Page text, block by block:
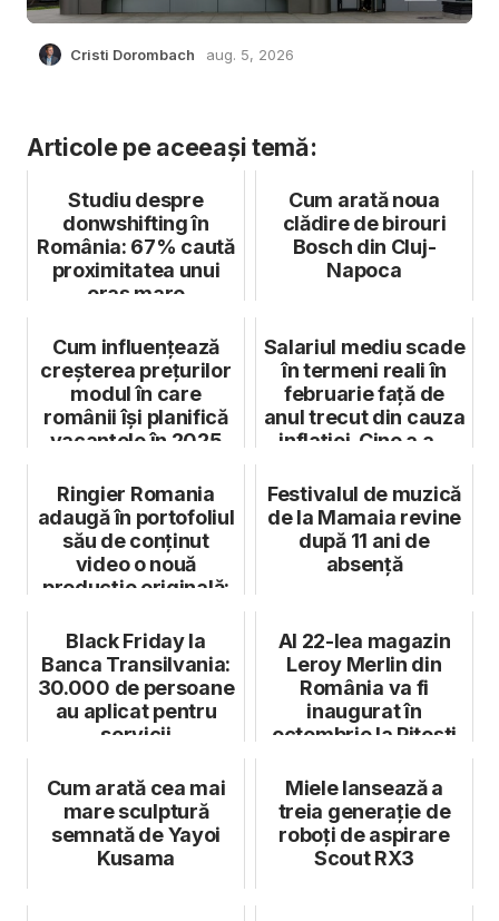
Cristi Dorombach aug. 5, 2026
Articole pe aceeași temă:
Studiu despre
donwshifting în
România: 67% caută
proximitatea unui
oraș mare
Cum arată noua
clădire de birouri
Bosch din Cluj-
Napoca
Cum influențează
creșterea prețurilor
modul în care
românii își planifică
vacanțele în 2025
Salariul mediu scade
în termeni reali în
februarie față de
anul trecut din cauza
inflației. Cine a a...
Ringier Romania
adaugă în portofoliul
său de conținut
video o nouă
producție originală:
Festivalul de muzică
de la Mamaia revine
după 11 ani de
absență
Black Friday la
Banca Transilvania:
30.000 de persoane
au aplicat pentru
servicii
Al 22-lea magazin
Leroy Merlin din
România va fi
inaugurat în
octombrie la Pitești
Cum arată cea mai
mare sculptură
semnată de Yayoi
Kusama
Miele lansează a
treia generație de
roboți de aspirare
Scout RX3